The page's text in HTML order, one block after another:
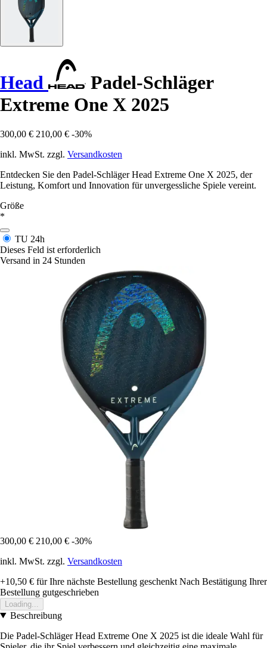
Head
Padel-Schläger
Extreme One X 2025
300,00 € 210,00 € -30%
inkl. MwSt. zzgl. Versandkosten
Entdecken Sie den Padel-Schläger Head Extreme One X 2025, der
Leistung, Komfort und Innovation für unvergessliche Spiele vereint.
Größe
*
TU 24h
Dieses Feld ist erforderlich
Versand in 24 Stunden
300,00 € 210,00 € -30%
inkl. MwSt. zzgl. Versandkosten
+10,50 € für Ihre nächste Bestellung geschenkt Nach Bestätigung Ihrer
Bestellung gutgeschrieben
Loading...
Beschreibung
Die Padel-Schläger Head Extreme One X 2025 ist die ideale Wahl für